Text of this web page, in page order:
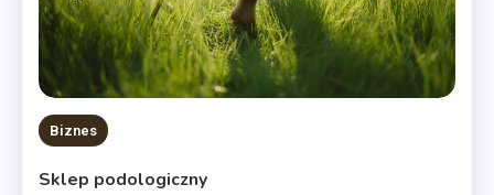
Biznes
Sklep podologiczny